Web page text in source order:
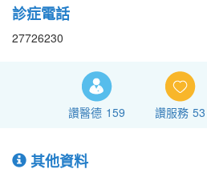
診症電話
27726230
讚醫德 159 讚服務 53
其他資料